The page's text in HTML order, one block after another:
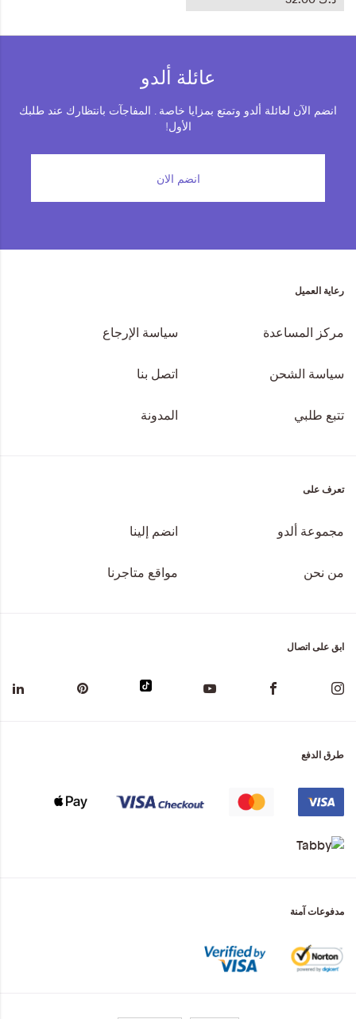
عائلة ألدو
انضم الآن لعائلة ألدو وتمتع بمزايا خاصة . المفاجآت بانتظارك عند طلبك
الأول!
انضم الان
رعاية العميل
مركز المساعدة سياسة الإرجاع
سياسة الشحن اتصل بنا
تتبع طلبي المدونة
تعرف على
مجموعة ألدو انضم إلينا
من نحن مواقع متاجرنا
ابق على اتصال
طرق الدفع
مدفوعات آمنة